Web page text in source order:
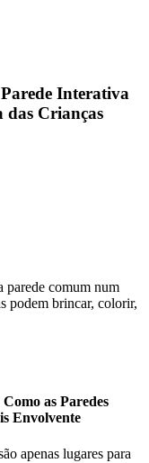
Interativa
das Crianças
parede comum num
podem brincar, colorir,
as Paredes
Envolvente
apenas lugares para